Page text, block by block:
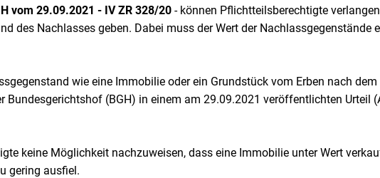
vom 29.09.2021 - IV ZR 328/20 - können Pflichtteilsberechtigte
des Nachlasses geben. Dabei muss der Wert der Nachlassgegenstände
wie eine Immobilie oder ein Grundstück vom Erben nach
Bundesgerichtshof (BGH) in einem am 29.09.2021 veröffentlichten Urteil
keine Möglichkeit nachzuweisen, dass eine Immobilie unter Wert
gering ausfiel.